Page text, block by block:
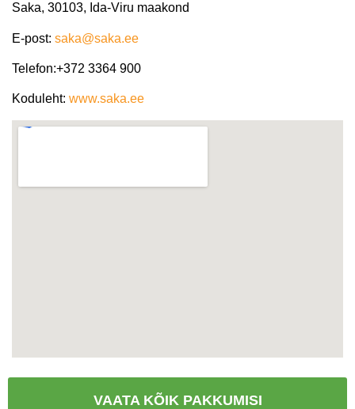
Saka, 30103, Ida-Viru maakond
E-post: saka@saka.ee
Telefon:+372 3364 900
Koduleht: www.saka.ee
VAATA KÕIK PAKKUMISI